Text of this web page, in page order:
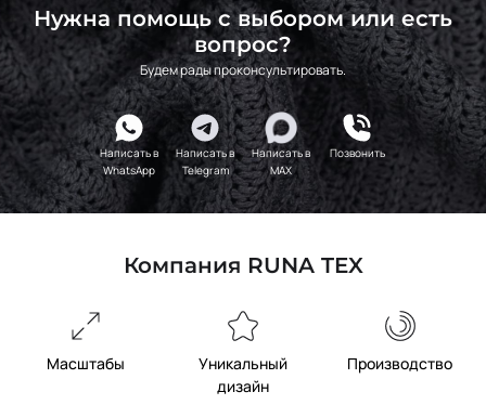
Нужна помощь с выбором или есть
вопрос?
Будем рады проконсультировать.
Написать в
WhatsApp
Написать в
Telegram
Написать в
MAX
Позвонить
Компания RUNA TEX
Масштабы
Уникальный
дизайн
Производство